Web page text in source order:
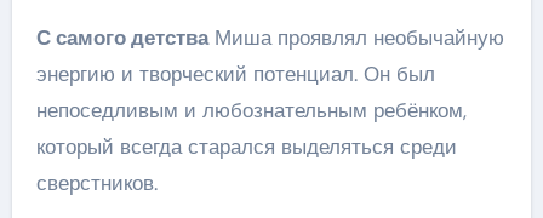
С самого детстваМиша проявлял необычайную
энергию и творческий потенциал. Он был
непоседливым и любознательным ребёнком,
который всегда старался выделяться среди
сверстников.